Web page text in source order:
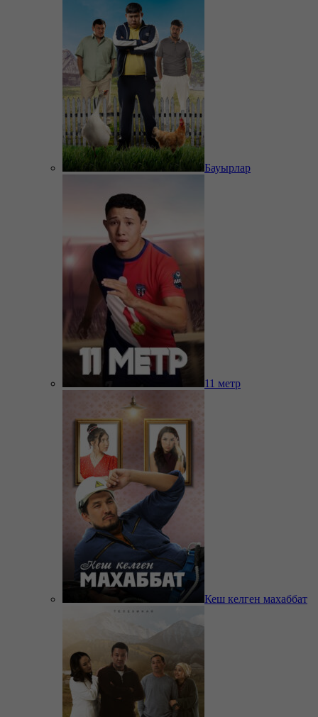
Бауырлар
11 метр
Кеш келген махаббат